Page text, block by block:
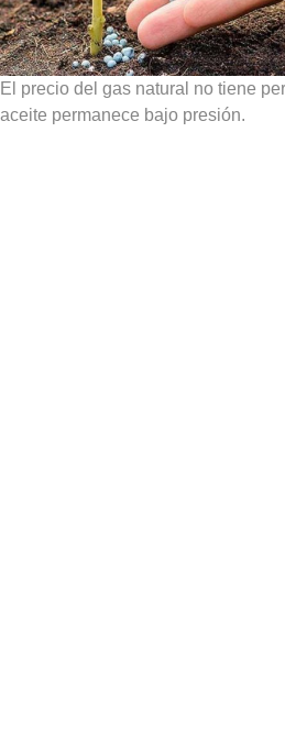
El precio del gas natural no tiene
aceite permanece bajo presión.